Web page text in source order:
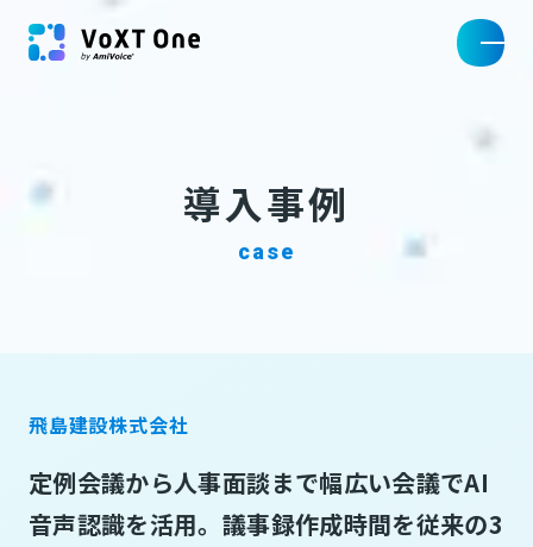
導入事例
case
飛島建設株式会社
定例会議から人事面談まで幅広い会議でAI
音声認識を活用。議事録作成時間を従来の3